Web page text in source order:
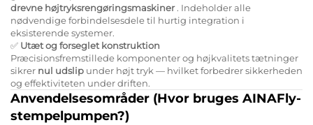
drevne højtryksrengøringsmaskiner. Indeholder alle
nødvendige forbindelsesdele til hurtig integration i
eksisterende systemer.
✅ Utæt og forseglet konstruktion
Præcisionsfremstillede komponenter og højkvalitets tætninger
sikrer nul udslip under højt tryk — hvilket forbedrer sikkerheden
og effektiviteten under driften.
Anvendelsesområder (Hvor bruges AINAFly-
stempelpumpen?)